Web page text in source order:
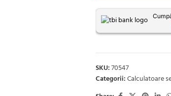
SKU:70547
Categorii:Calculatoare